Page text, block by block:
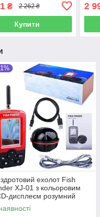
₴ 2 262 ₴
Купити
2
ехолот Fish
XJ-01 з кольоровим
дисплеєм розумний